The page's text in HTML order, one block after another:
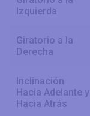
Izquierda
Giratorio a la
Derecha
Inclinación
Hacia Adelante y
Hacia Atrás